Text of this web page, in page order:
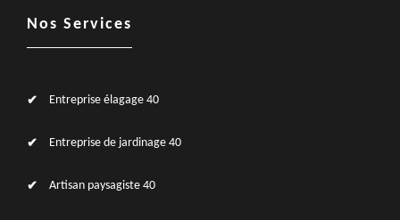
Nos Services
Entreprise élagage 40
Entreprise de jardinage 40
Artisan paysagiste 40